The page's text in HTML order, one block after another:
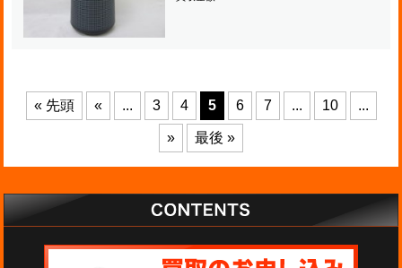
« 先頭 « ... 3 4 5 6 7 ... 10 ...
» 最後 »